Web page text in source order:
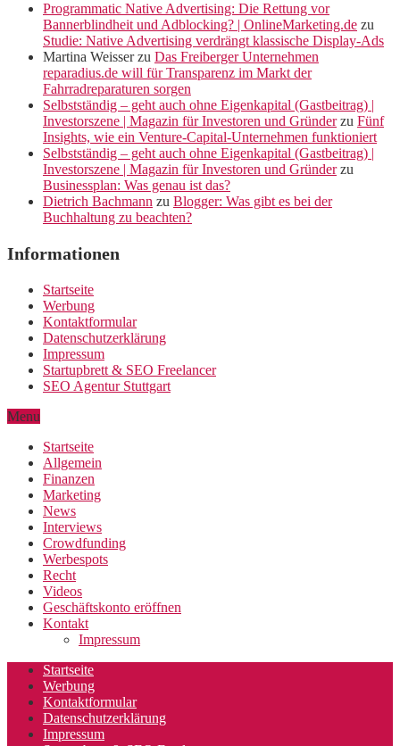
Programmatic Native Advertising: Die Rettung vor
Bannerblindheit und Adblocking? | OnlineMarketing.de zu
Studie: Native Advertising verdrängt klassische Display-Ads
Martina Weisserzu Das Freiberger Unternehmen
reparadius.de will für Transparenz im Markt der
Fahrradreparaturen sorgen
Selbstständig – geht auch ohne Eigenkapital (Gastbeitrag) |
Investorszene | Magazin für Investoren und Gründerzu Fünf
Insights, wie ein Venture-Capital-Unternehmen funktioniert
Selbstständig – geht auch ohne Eigenkapital (Gastbeitrag) |
Investorszene | Magazin für Investoren und Gründerzu
Businessplan: Was genau ist das?
Dietrich Bachmann zu Blogger: Was gibt es bei der
Buchhaltung zu beachten?
Informationen
Startseite
Werbung
Kontaktformular
Datenschutzerklärung
Impressum
Startupbrett & SEO Freelancer
SEO Agentur Stuttgart
Menu
Startseite
Allgemein
Finanzen
Marketing
News
Interviews
Crowdfunding
Werbespots
Recht
Videos
Geschäftskonto eröffnen
Kontakt
Impressum
Startseite
Werbung
Kontaktformular
Datenschutzerklärung
Impressum